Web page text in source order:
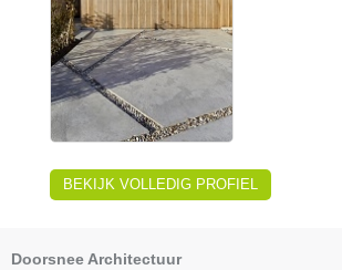
BEKIJK VOLLEDIG PROFIEL
Doorsnee Architectuur